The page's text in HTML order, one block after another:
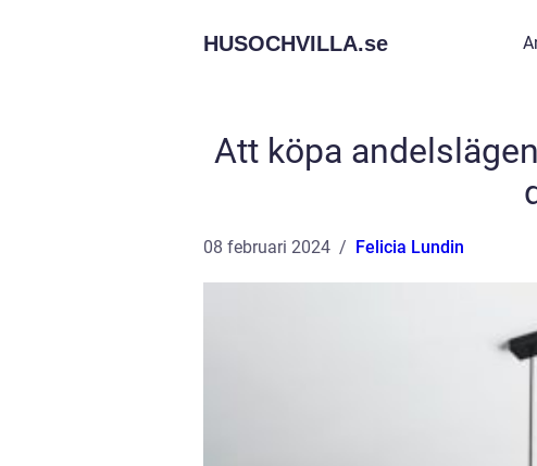
HUSOCHVILLA.se
Att köpa
08 februari 2024 Felicia Lundin